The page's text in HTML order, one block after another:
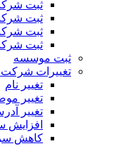
ثبت
ثبت
ثبت
ثبت
ثبت موسسه
تغییرات شرکت
تغییر نام
تغییر
تغییر
افزایش
کاهش